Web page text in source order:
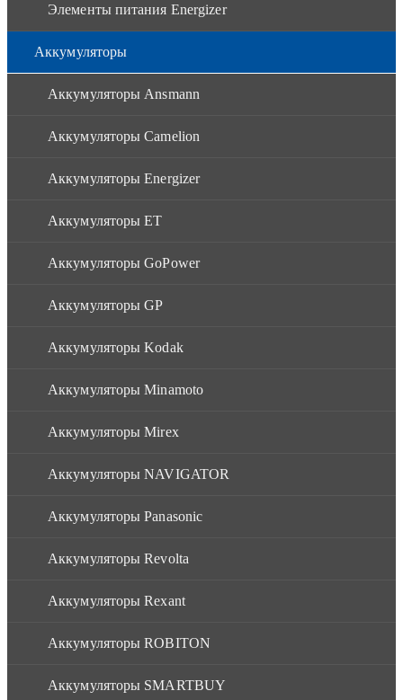
Элементы питания Energizer
Аккумуляторы
Аккумуляторы Ansmann
Аккумуляторы Camelion
Аккумуляторы Energizer
Аккумуляторы ET
Аккумуляторы GoPower
Аккумуляторы GP
Аккумуляторы Kodak
Аккумуляторы Minamoto
Аккумуляторы Mirex
Аккумуляторы NAVIGATOR
Аккумуляторы Panasonic
Аккумуляторы Revolta
Аккумуляторы Rexant
Аккумуляторы ROBITON
Аккумуляторы SMARTBUY